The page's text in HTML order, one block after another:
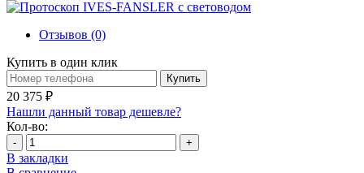
Отзывов (0)
Купить в один клик
Купить
20 375 ₽
Нашли данный товар дешевле?
Кол-во:
- +
В закладки